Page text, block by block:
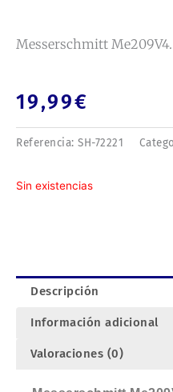
Messerschmitt Me209V4.
19,99€
Referencia: SH-72221
Sin existencias
Descripción
Información adicional
Valoraciones (0)